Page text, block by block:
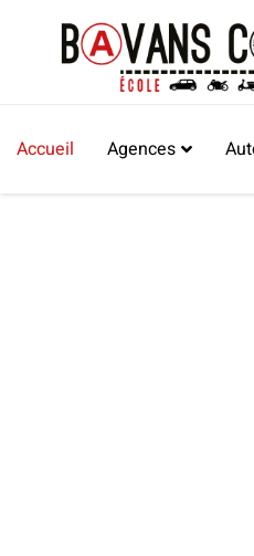
Accueil Agences